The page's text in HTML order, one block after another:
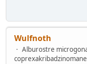
Wulfnoth
Alburostre
coprexakribadzinomane